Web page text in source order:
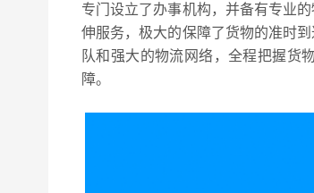
专门设立了办事机构，并备有专业
伸服务，极大的保障了货物的准时
队和强大的物流网络，全程把握货
障。